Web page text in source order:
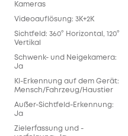
Kameras
Videoauflösung: 3K+2K
Sichtfeld: 360° Horizontal, 120°
Vertikal
Schwenk- und Neigekamera:
Ja
KI-Erkennung auf dem Gerät:
Mensch/Fahrzeug/Haustier
Außer-Sichtfeld-Erkennung:
Ja
Zielerfassung und -